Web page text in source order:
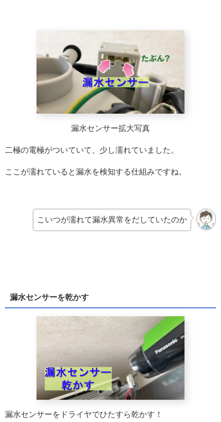
漏水センサー拡大写真
二極の電極がついていて、少し濡れていました。
ここが濡れていると漏水を検知する仕組みですね。
こいつが濡れて漏水異常をだしていたのか
漏水センサーを乾かす
漏水センサーをドライヤでひたすら乾かす！